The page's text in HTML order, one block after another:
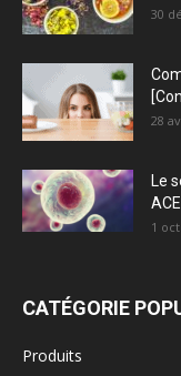
30
28
Le
ACE
1
CATÉGORIE
Produits